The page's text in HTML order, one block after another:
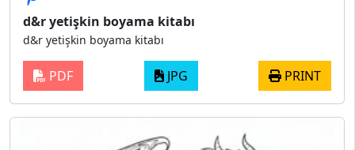
d&r yetişkin boyama kitabı
d&r yetişkin boyama kitabı
PDF JPG PRINT